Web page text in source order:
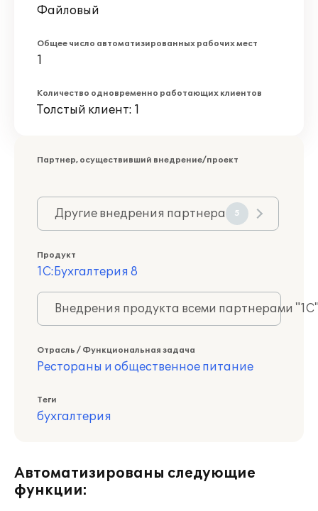
Файловый
Общее число автоматизированных рабочих мест
1
Количество одновременно работающих клиентов
Толстый клиент: 1
Партнер, осуществивший внедрение/проект
Другие внедрения партнера 5
Продукт
1С:Бухгалтерия 8
Внедрения продукта всеми партнерами
Отрасль / Функциональная задача
Рестораны и общественное питание
Теги
бухгалтерия
Автоматизированы следующие
функции: